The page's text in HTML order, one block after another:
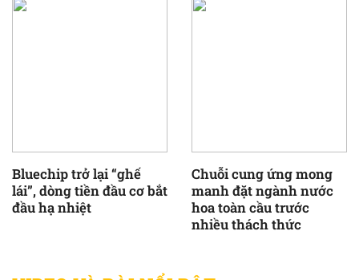
Bluechip trở lại “ghế
lái”, dòng tiền đầu cơ bắt
đầu hạ nhiệt
Chuỗi cung ứng mong
manh đặt ngành nước
hoa toàn cầu trước
nhiều thách thức